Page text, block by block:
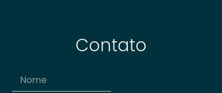
Contato